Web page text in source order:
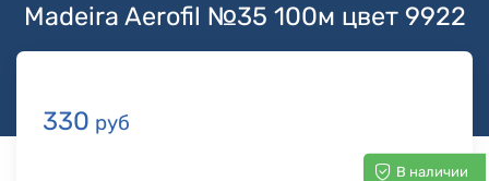
Madeira Aerofil №35 100м цвет 9922
330 руб
В наличии